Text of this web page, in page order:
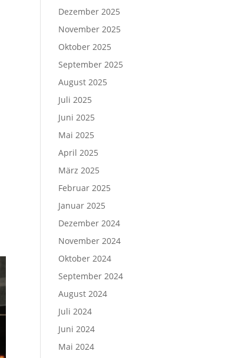
Dezember 2025
November 2025
Oktober 2025
September 2025
August 2025
Juli 2025
Juni 2025
Mai 2025
April 2025
März 2025
Februar 2025
Januar 2025
Dezember 2024
November 2024
Oktober 2024
September 2024
August 2024
Juli 2024
Juni 2024
Mai 2024